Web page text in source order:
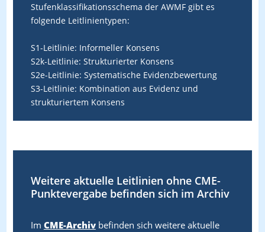
Stufenklassifikationsschema der AWMF gibt es
folgende Leitlinientypen:
S1-Leitlinie: Informeller Konsens
S2k-Leitlinie: Strukturierter Konsens
S2e-Leitlinie: Systematische Evidenzbewertung
S3-Leitlinie: Kombination aus Evidenz und
strukturiertem Konsens
Weitere aktuelle Leitlinien ohne CME-
Punktevergabe befinden sich im Archiv
Im CME-Archivbefinden sich weitere aktuelle